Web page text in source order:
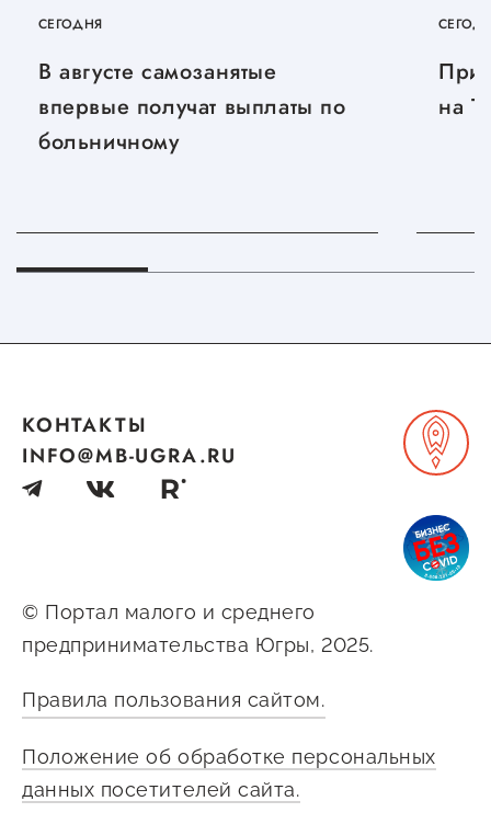
Самозанятому
Новости УФНС
Каталог грантов
Конкурсы для
Сообщить о нарушении
АвтоУСН
О фонде
Общая информация
Контакты
СЕГОДНЯ
В августе самозанятые
впервые получат выплаты по
больничному
на
© Портал малого и среднего
предпринимательства Югры, 2025.
Правила пользования сайтом.
Положение об обработке персональных
данных посетителей сайта.
КОНТАКТЫ
INFO@MB-UGRA.RU